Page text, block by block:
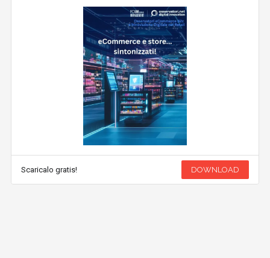
Scaricalo gratis! DOWNLOAD